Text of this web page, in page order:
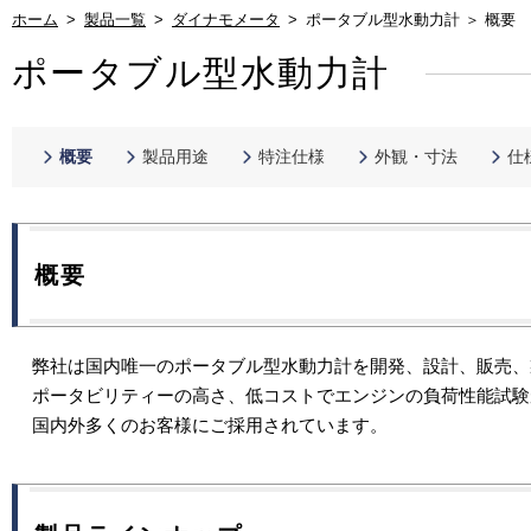
ホーム 製品一覧 ダイナモメータ ポータブル型水動力計 ＞ 概要
ポータブル型水動力計
概要 製品用途 特注仕様 外観・寸法 仕
概要
弊社は国内唯一のポータブル型水動力計を開発、設計、販売
ポータビリティーの高さ、低コストでエンジンの負荷性能試
国内外多くのお客様にご採用されています。